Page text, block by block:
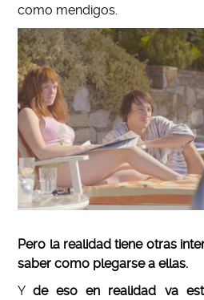
como mendigos.
Pero la realidad tiene otras
saber como plegarse a ellas.
Yde eso en realidad va